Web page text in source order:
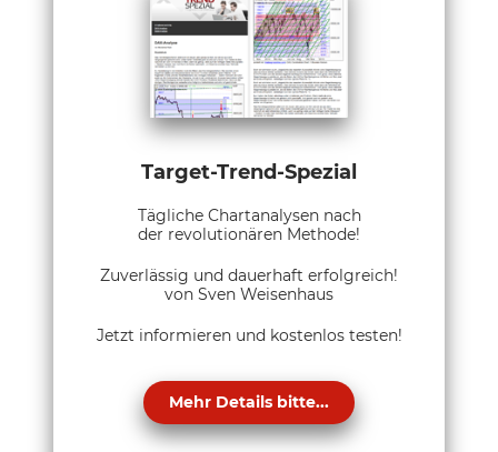
Target-Trend-Spezial
Tägliche Chartanalysen nach
der revolutionären Methode!
Zuverlässig und dauerhaft erfolgreich!
von Sven Weisenhaus
Jetzt informieren und kostenlos testen!
Mehr Details bitte...